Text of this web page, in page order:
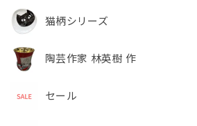
猫柄シリーズ
陶芸作家 林英樹 作
セール